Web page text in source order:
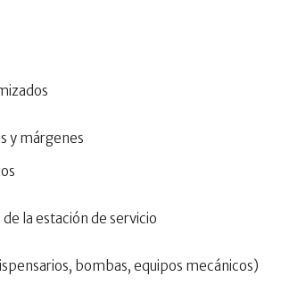
y márgenes
la estación de servicio
bombas, equipos mecánicos)